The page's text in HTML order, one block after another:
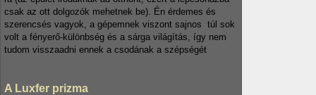
csak az ott dolgozók mehetnek be). Én érdemes és
szerencsés vagyok, a gépemnek viszont sajnos túl sok
volt a fényerő-különbség és a sárga világítás, így nem
tudom visszaadni ennek a csodának a szépségét
A Luxfer prizma